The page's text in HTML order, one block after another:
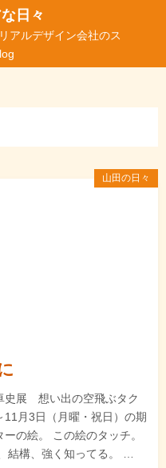
日々
アルデザイン会社のス
山田の日々
史展 想い出の空飛ぶタク
月3日（月曜・祝日）の期
の絵。 この絵のタッチ。
結構、強く知ってる。 …